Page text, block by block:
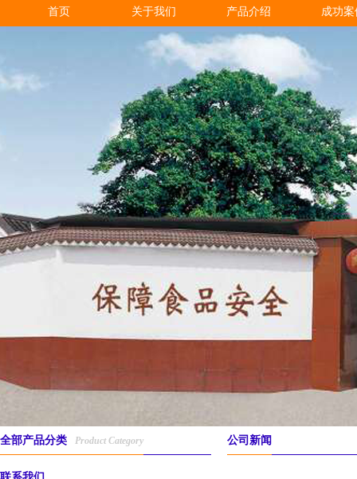
首页 关于我们 产品介绍 成功案
全部产品分类 Product Category 公司新闻